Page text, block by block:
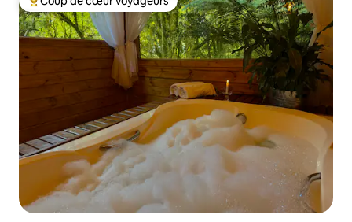
Coups de cœur voyageurs les plus appréciés